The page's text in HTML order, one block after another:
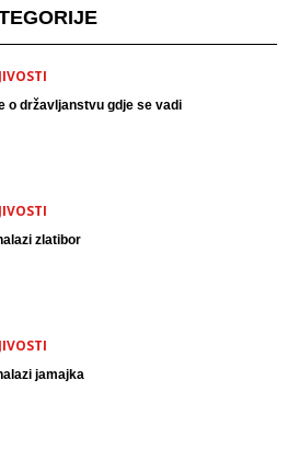
o državljanstvu gdje se vadi
zlatibor
jamajka